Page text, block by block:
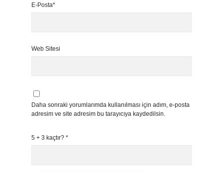
E-Posta*
Web Sitesi
Daha sonraki yorumlarımda kullanılması için adım, e-posta
adresim ve site adresim bu tarayıcıya kaydedilsin.
5 + 3 kaçtır? *